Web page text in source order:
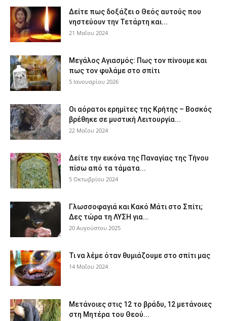
Δείτε πως δοξάζει ο Θεός αυτούς που
νηστεύουν την Τετάρτη και...
21 Μαΐου 2024
Μεγάλος Αγιασμός: Πως τον πίνουμε και
πως τον φυλάμε στο σπίτι
5 Ιανουαρίου 2026
Οι αόρατοι ερημίτες της Κρήτης – Βοσκός
βρέθηκε σε μυστική Λειτουργία...
22 Μαΐου 2024
Δείτε την εικόνα της Παναγίας της Τήνου
πίσω από τα τάματα...
5 Οκτωβρίου 2024
Γλωσσοφαγιά και Κακό Μάτι στο Σπίτι;
Δες τώρα τη ΛΥΣΗ για...
20 Αυγούστου 2025
Τι να λέμε όταν θυμιάζουμε στο σπίτι μας
14 Μαΐου 2024
Μετάνοιες στις 12 το βράδυ, 12 μετάνοιες
στη Μητέρα του Θεού...